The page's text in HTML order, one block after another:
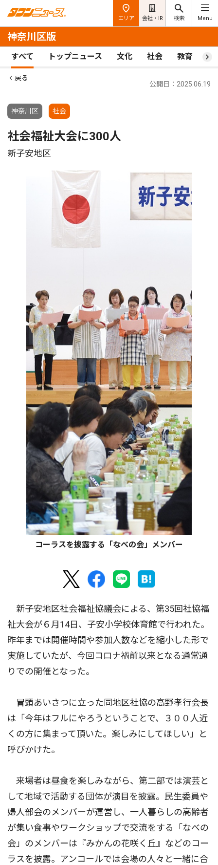
エリア 会社・IR 検索 Menu
神奈川区版
すべて トップニュース 文化 社会 教育 ス
戻る
神奈川区 社会
公開日：2025.06.19
社会福祉大会に300人
新子安地区
コーラスを披露する「なべの会」メンバー
新子安地区社会福祉協議会による、第35回社協福
祉大会が６月14日、子安小学校体育館で行われた。
昨年までは開催時間や参加人数などを縮小した形で
実施していたが、今回コロナ禍前以来となる通常通
りでの開催となった。
冒頭あいさつに立った同地区社協の高野孝行会長
は「今年はフルにやろうということで、３００人近
くの方に集まって頂いた。楽しみにしてほしい」と
呼びかけた。
来場者は昼食を楽しみながら、第二部では演芸と
して地域で活動する団体が演目を披露。民生委員や
婦人部会のメンバーが運営し、一人暮らしの高齢者
が集い食事やワークショップで交流をする「なべの
会」のメンバーは『みかんの花咲く丘』などのコー
ラスを披露。アンコールでは会場の人々と一緒に合